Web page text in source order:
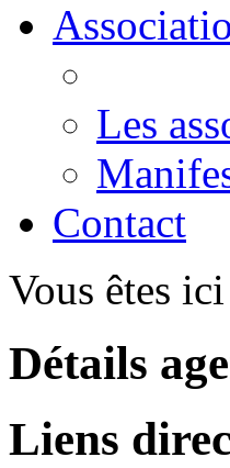
Les
Contact
Vous êtes
Détails
Liens